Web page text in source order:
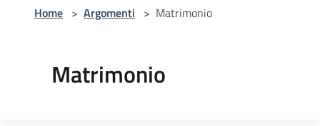
Home > Argomenti > Matrimonio
Matrimonio